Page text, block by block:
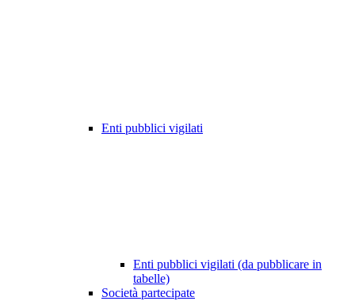
Enti pubblici vigilati
Enti pubblici vigilati (da pubblicare in
tabelle)
Società partecipate